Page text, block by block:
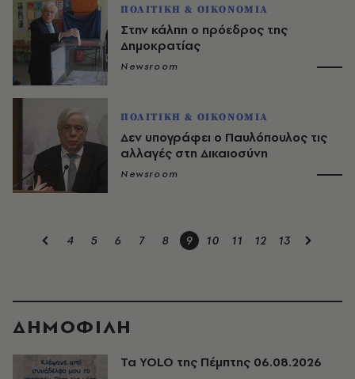
ΠΟΛΙΤΙΚΗ & ΟΙΚΟΝΟΜΙΑ
Στην κάλπη ο πρόεδρος της
Δημοκρατίας
Newsroom
ΠΟΛΙΤΙΚΗ & ΟΙΚΟΝΟΜΙΑ
Δεν υπογράφει ο Παυλόπουλος τις
αλλαγές στη Δικαιοσύνη
Newsroom
4 5 6 7 8 9 10 11 12 13
ΔΗΜΟΦΙΛΗ
Τα YOLO της Πέμπτης 06.08.2026